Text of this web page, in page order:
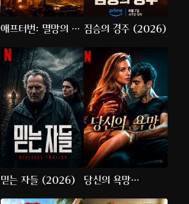
애프터번: 멸망의 땅
(2026)
짐승의 경주 (2026)
믿는 자들 (2026)
당신의 욕망
(2026)